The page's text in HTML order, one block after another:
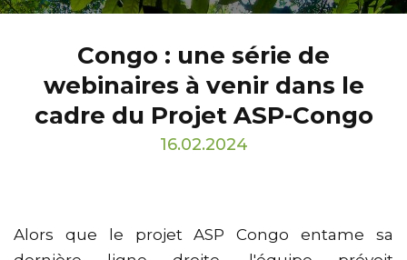
Congo : une série de
webinaires à venir dans le
cadre du Projet ASP-Congo
16.02.2024
Alors que le projet ASP Congo entame sa